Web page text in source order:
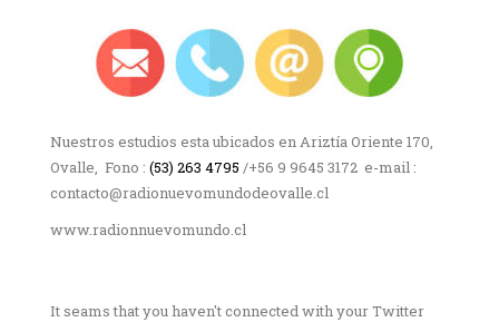
Nuestros estudios esta ubicados en Ariztía Oriente 170,
Ovalle, Fono : (53) 263 4795 /+56 9 9645 3172 e-mail :
contacto@radionuevomundodeovalle.cl
www.radionnuevomundo.cl
It seams that you haven't connected with your Twitter